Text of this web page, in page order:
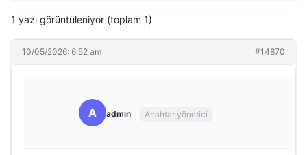
1 yazı görüntüleniyor (toplam 1)
10/05/2026: 6:52 am #14870
A admin Anahtar yönetici